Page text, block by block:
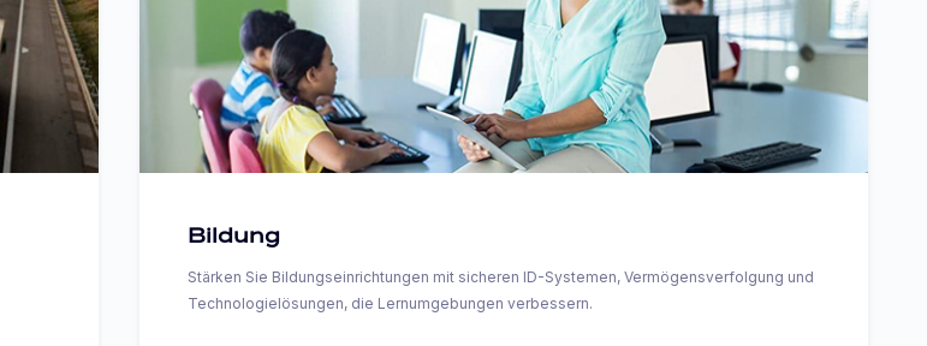
Bildung
Stärken Sie Bildungseinrichtungen mit sicheren ID-Systemen, Vermögensverfolgung und
Technologielösungen, die Lernumgebungen verbessern.